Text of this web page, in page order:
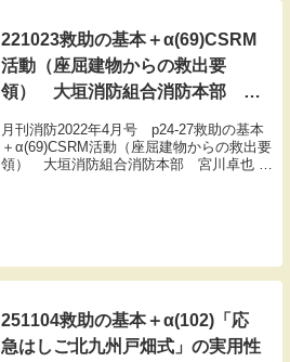
221023救助の基本＋α(69)CSRM
活動（座屈建物からの救出要
領） 大垣消防組合消防本部 宮
月刊消防2022年4月号 p24-27救助の基本
＋α(69)CSRM活動（座屈建物からの救出要
領） 大垣消防組合消防本部 宮川卓也 著
251104救助の基本＋α(102)「応
急はしご北九州戸畑式」の実用性